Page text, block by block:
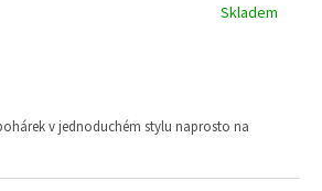
Skladem
v jednoduchém stylu naprosto na